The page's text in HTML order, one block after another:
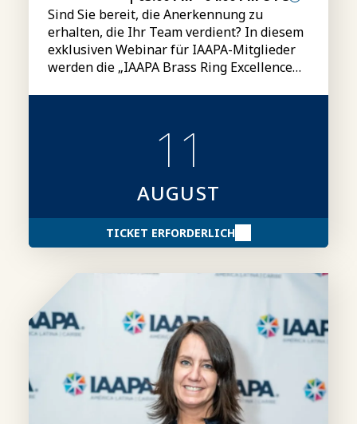
Sind Sie bereit, die Anerkennung zu
erhalten, die Ihr Team verdient? In diesem
exklusiven Webinar für IAAPA-Mitglieder
werden die „IAAPA Brass Ring Excellence
die Erstellung überzeugenderer
11
AUGUST
TICKET ERFORDERLICH